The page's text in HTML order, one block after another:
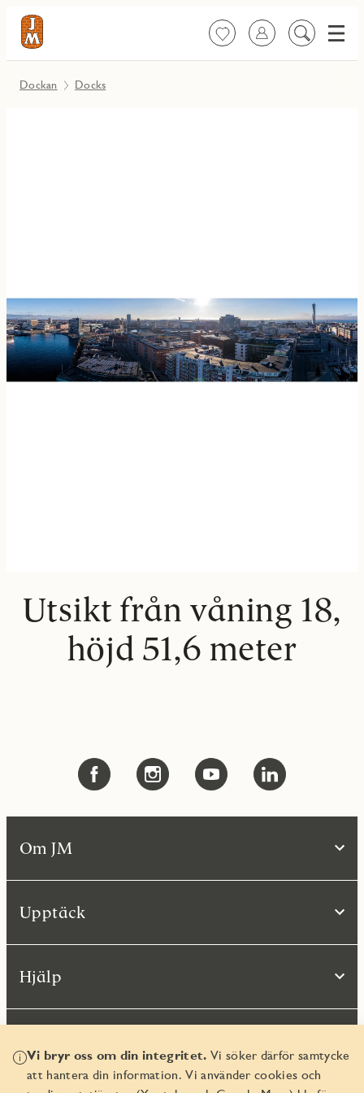
FavoriterLogga in
Sök
Meny
Dockan Docks
Utsikt från våning 18,
höjd 51,6 meter
Vi bryr oss om din integritet. Vi söker därför samtycke
att hantera din information. Vi använder cookies och
Om JM
Upptäck
Hjälp